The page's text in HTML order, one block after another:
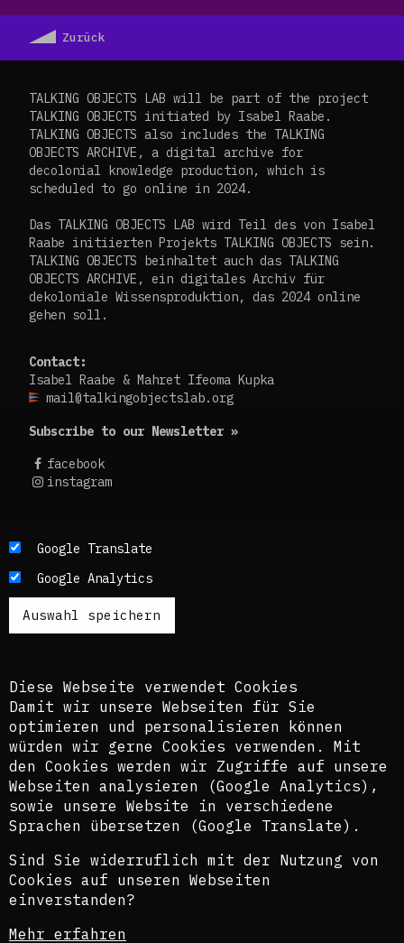
Zurück
TALKING OBJECTS LAB will be part of the project
TALKING OBJECTS initiated by Isabel Raabe.
TALKING OBJECTS also includes the TALKING
OBJECTS ARCHIVE, a digital archive for
decolonial knowledge production, which is
scheduled to go online in 2024.
Das TALKING OBJECTS LAB wird Teil des von Isabel
Raabe initiierten Projekts TALKING OBJECTS sein.
TALKING OBJECTS beinhaltet auch das TALKING
OBJECTS ARCHIVE, ein digitales Archiv für
dekoloniale Wissensproduktion, das 2024 online
gehen soll.
Contact:
Isabel Raabe & Mahret Ifeoma Kupka
mail@talkingobjectslab.org
Subscribe to our Newsletter »
facebook
instagram
Die Texte dieses Blogs werden in der Regel auf
Englisch und Deutsch, perspektivisch auch auf
Französisch publiziert. Um einen möglichst
breiten Zugang zu ermöglichen, nutzen wir
zusätzlich ein automatisches Übersetzungstool.
Es ist dem kuratorischen Team bewusst, dass
werden.
The texts of this blog are usually published in
English and German, perspectively also in
French. In order to provide the widest possible
access, we also use an automatic translation
tool. The curatorial team is aware that these
translations do not in all cases do justice to
©Isabel Raabe 2021
Google Translate
Google Analytics
Diese Webseite verwendet Cookies
Damit wir unsere Webseiten für Sie
optimieren und personalisieren können
würden wir gerne Cookies verwenden. Mit
den Cookies werden wir Zugriffe auf unsere
Webseiten analysieren (Google Analytics),
sowie unsere Website in verschiedene
Sprachen übersetzen (Google Translate).
Sind Sie widerruflich mit der Nutzung von
Cookies auf unseren Webseiten
einverstanden?
Mehr erfahren